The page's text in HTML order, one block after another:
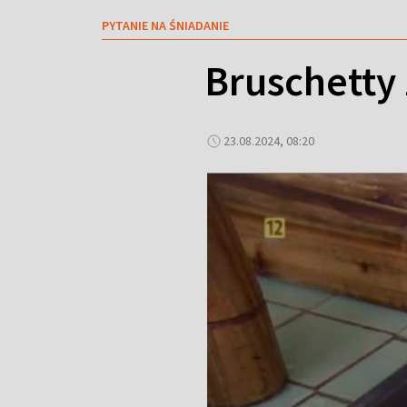
PYTANIE NA ŚNIADANIE
23.08.2024, 08:20